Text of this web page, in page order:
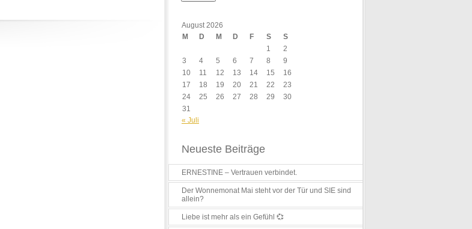
August 2026
M
D M D F S
S
1
2
3
4 5 6 7 8
9
10
11 12 13 14 15
16
17
18 19 20 21 22
23
24
25 26 27 28 29
30
31
« Juli
Neueste Beiträge
ERNESTINE – Vertrauen verbindet.
Der Wonnemonat Mai steht vor der Tür und SIE sind
allein?
Liebe ist mehr als ein Gefühl 💞